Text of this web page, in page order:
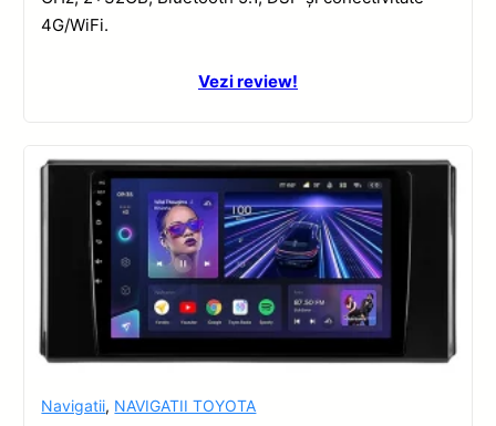
4G/WiFi.
Vezi review!
Navigatii, NAVIGATII TOYOTA